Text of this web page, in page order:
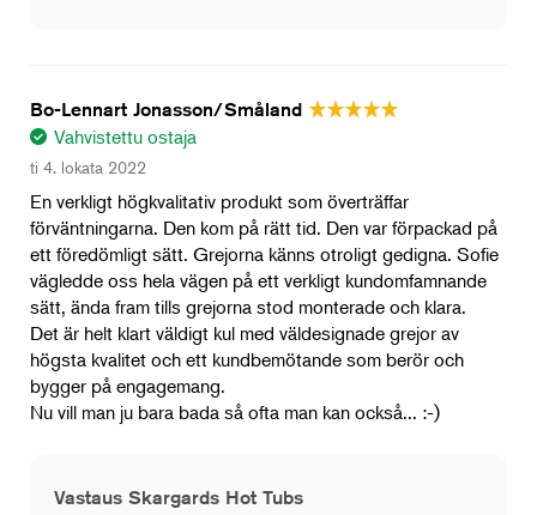
Bo-Lennart Jonasson/Småland
Vahvistettu ostaja
ti 4. lokata 2022
En verkligt högkvalitativ produkt som överträffar
förväntningarna. Den kom på rätt tid. Den var förpackad på
ett föredömligt sätt. Grejorna känns otroligt gedigna. Sofie
vägledde oss hela vägen på ett verkligt kundomfamnande
sätt, ända fram tills grejorna stod monterade och klara.
Det är helt klart väldigt kul med väldesignade grejor av
högsta kvalitet och ett kundbemötande som berör och
bygger på engagemang.
Nu vill man ju bara bada så ofta man kan också... :-)
Vastaus Skargards Hot Tubs